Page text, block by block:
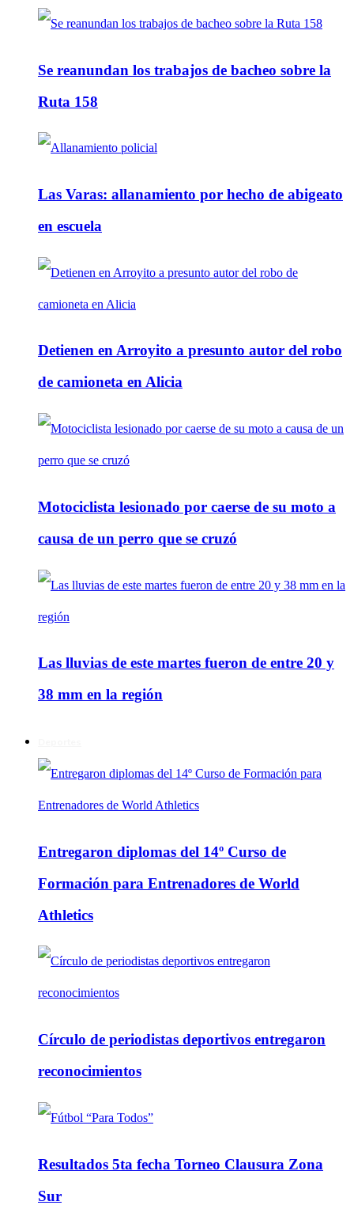
Se reanundan los trabajos de bacheo sobre la
Ruta 158
Las Varas: allanamiento por hecho de abigeato
en escuela
Detienen en Arroyito a presunto autor del robo
de camioneta en Alicia
Motociclista lesionado por caerse de su moto a
causa de un perro que se cruzó
Las lluvias de este martes fueron de entre 20 y
38 mm en la región
Entregaron diplomas del 14º Curso de
Formación para Entrenadores de World
Athletics
Círculo de periodistas deportivos entregaron
reconocimientos
Resultados 5ta fecha Torneo Clausura Zona
Sur